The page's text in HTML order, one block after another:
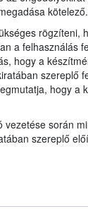
kötelező.
rögzíteni,
a felhasználás
hogy a
szereplő
hogy a
során
szereplő